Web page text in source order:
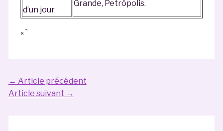
d’un jour
Grande, Petrópolis.
« `
Navigation
des
← Article précédent
Article suivant →